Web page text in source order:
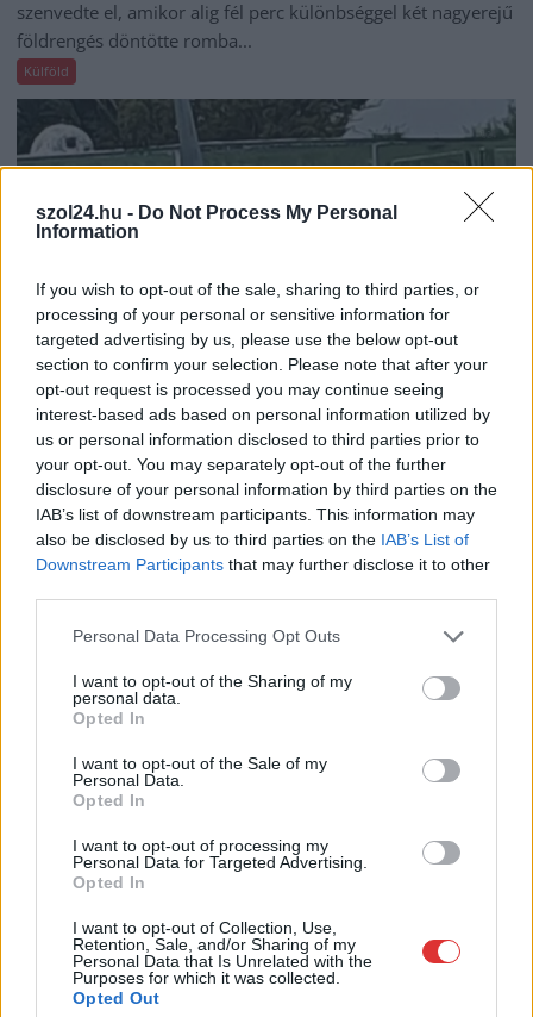
szol24.hu - Do Not Process My Personal
Information
If you wish to opt-out of the sale, sharing to third parties, or
processing of your personal or sensitive information for
targeted advertising by us, please use the below opt-out
section to confirm your selection. Please note that after your
opt-out request is processed you may continue seeing
interest-based ads based on personal information utilized by
us or personal information disclosed to third parties prior to
your opt-out. You may separately opt-out of the further
disclosure of your personal information by third parties on the
IAB’s list of downstream participants. This information may
also be disclosed by us to third parties on the IAB’s List of
Downstream Participants that may further disclose it to other
Please note that this website/app uses one or more Google
not limited to your visit or usage behaviour. You may click to
grant or deny consent to Google and its third-party tags to
use your data for below specified purposes in below Google
consent section.
Personal Data Processing Opt Outs
I want to opt-out of the Sharing of my
personal data.
Opted In
I want to opt-out of the Sale of my
Personal Data.
Opted In
I want to opt-out of processing my
Personal Data for Targeted Advertising.
Opted In
I want to opt-out of Collection, Use,
Retention, Sale, and/or Sharing of my
Personal Data that Is Unrelated with the
Purposes for which it was collected.
Opted Out
szenvedte el, amikor alig fél perc különbséggel két nagyerejű
földrengés döntötte romba...
Külföld
2026.04.22. Kiss Lajos
Döbbenet: azért ütközött össze két vadászrepülő,
mert a pilóták mobillal fotóztak és videóztak
Egyikük előre be is jelentette, hogy a mobilját repülés
közben nyomkodni fogja, hogy minél jobb felvételeket...
Külföld